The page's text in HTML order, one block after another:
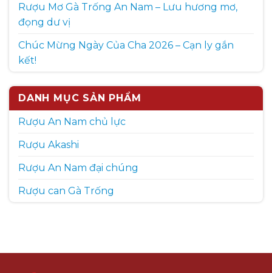
Rượu Mơ Gà Trống An Nam – Lưu hương mơ,
đọng dư vị
Chúc Mừng Ngày Của Cha 2026 – Cạn ly gắn
kết!
DANH MỤC SẢN PHẨM
Rượu An Nam chủ lực
Rượu Akashi
Rượu An Nam đại chúng
Rượu can Gà Trống